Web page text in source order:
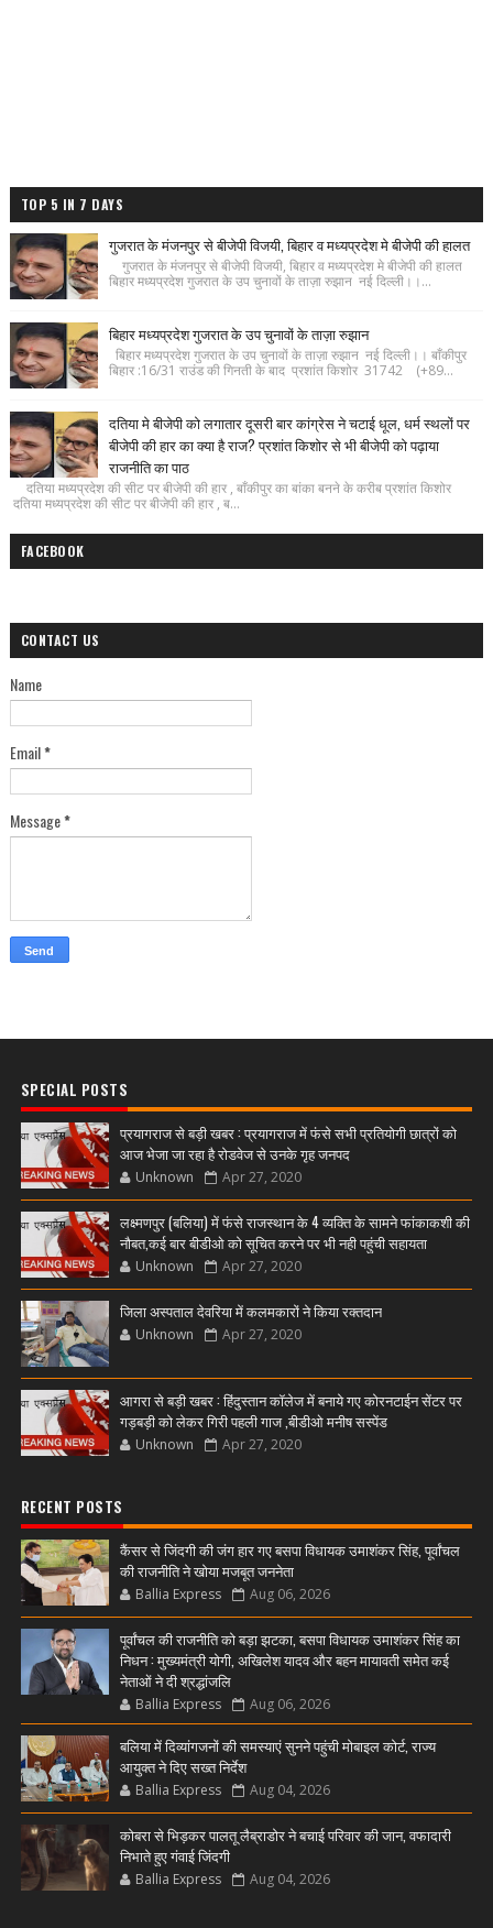
TOP 5 IN 7 DAYS
गुजरात के मंजनपुर से बीजेपी विजयी, बिहार व मध्यप्रदेश मे बीजेपी की हालत
गुजरात के मंजनपुर से बीजेपी विजयी, बिहार व मध्यप्रदेश मे बीजेपी की हालत
बिहार मध्यप्रदेश गुजरात के उप चुनावों के ताज़ा रुझान नई दिल्ली।।...
बिहार मध्यप्रदेश गुजरात के उप चुनावों के ताज़ा रुझान
बिहार मध्यप्रदेश गुजरात के उप चुनावों के ताज़ा रुझान नई दिल्ली।। बाँकीपुर
बिहार :16/31 राउंड की गिनती के बाद प्रशांत किशोर 31742 (+89...
दतिया मे बीजेपी को लगातार दूसरी बार कांग्रेस ने चटाई धूल, धर्म स्थलों पर
बीजेपी की हार का क्या है राज? प्रशांत किशोर से भी बीजेपी को पढ़ाया
राजनीति का पाठ
दतिया मध्यप्रदेश की सीट पर बीजेपी की हार , बाँकीपुर का बांका बनने के करीब प्रशांत किशोर
दतिया मध्यप्रदेश की सीट पर बीजेपी की हार , ब...
FACEBOOK
CONTACT US
Name
Email*
Message*
SPECIAL POSTS
प्रयागराज से बड़ी खबर : प्रयागराज में फंसे सभी प्रतियोगी छात्रों को
आज भेजा जा रहा है रोडवेज से उनके गृह जनपद
Unknown Apr 27, 2020
लक्ष्मणपुर (बलिया) में फंसे राजस्थान के 4 व्यक्ति के सामने फांकाकशी की
नौबत,कई बार बीडीओ को सूचित करने पर भी नही पहुंची सहायता
Unknown Apr 27, 2020
जिला अस्पताल देवरिया में कलमकारों ने किया रक्तदान
Unknown Apr 27, 2020
आगरा से बड़ी खबर : हिंदुस्तान कॉलेज में बनाये गए कोरनटाईन सेंटर पर
गड़बड़ी को लेकर गिरी पहली गाज ,बीडीओ मनीष सस्पेंड
Unknown Apr 27, 2020
RECENT POSTS
कैंसर से जिंदगी की जंग हार गए बसपा विधायक उमाशंकर सिंह, पूर्वांचल
की राजनीति ने खोया मजबूत जननेता
Ballia Express Aug 06, 2026
पूर्वांचल की राजनीति को बड़ा झटका, बसपा विधायक उमाशंकर सिंह का
निधन : मुख्यमंत्री योगी, अखिलेश यादव और बहन मायावती समेत कई
नेताओं ने दी श्रद्धांजलि
Ballia Express Aug 06, 2026
बलिया में दिव्यांगजनों की समस्याएं सुनने पहुंची मोबाइल कोर्ट, राज्य
आयुक्त ने दिए सख्त निर्देश
Ballia Express Aug 04, 2026
कोबरा से भिड़कर पालतू लैब्राडोर ने बचाई परिवार की जान, वफादारी
निभाते हुए गंवाई जिंदगी
Ballia Express Aug 04, 2026